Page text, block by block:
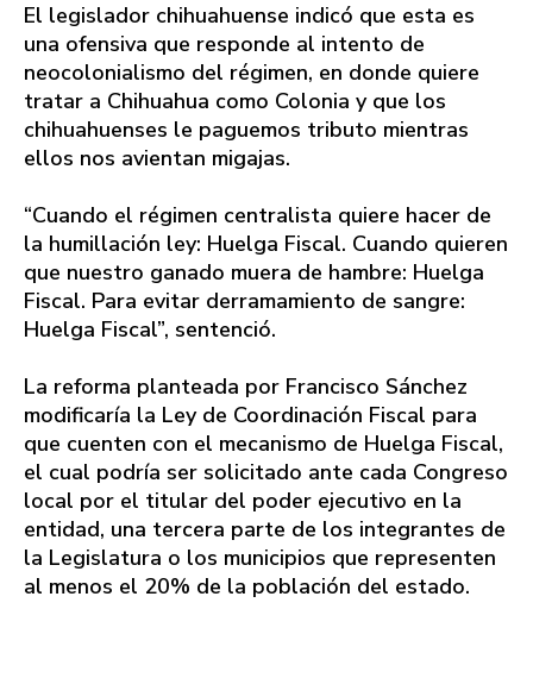
El legislador chihuahuense indicó que esta es
una ofensiva que responde al intento de
neocolonialismo del régimen, en donde quiere
tratar a Chihuahua como Colonia y que los
chihuahuenses le paguemos tributo mientras
ellos nos avientan migajas.
“Cuando el régimen centralista quiere hacer de
la humillación ley: Huelga Fiscal. Cuando quieren
que nuestro ganado muera de hambre: Huelga
Fiscal. Para evitar derramamiento de sangre:
Huelga Fiscal”, sentenció.
La reforma planteada por Francisco Sánchez
modificaría la Ley de Coordinación Fiscal para
que cuenten con el mecanismo de Huelga Fiscal,
el cual podría ser solicitado ante cada Congreso
local por el titular del poder ejecutivo en la
entidad, una tercera parte de los integrantes de
la Legislatura o los municipios que representen
al menos el 20% de la población del estado.